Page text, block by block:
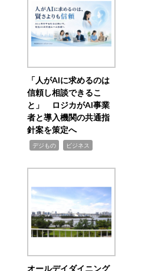
「人がAIに求めるのは
信頼し相談できるこ
と」 ロジカがAI事業
者と導入機関の共通指
針案を策定へ
デジもの ビジネス
オールデイダイニング